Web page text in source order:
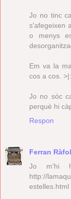
Jo no tinc
s'afegeixen
o menys
Em va la
cos a cos.
Jo no sóc
perquè hi
Respon
Ferran
Jo m'hi
http://
estelles.html